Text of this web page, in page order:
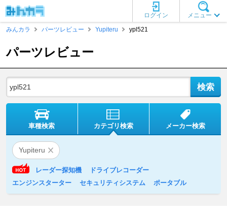
メニュー
ログイン
みんカラ
パーツレビュー Yupiteru ypl521
パーツレビュー
車種検索 カテゴリ検索 メーカー検索
Yupiteru
レーダー探知機
ドライブレコーダー
エンジンスターター
セキュリティシステム ポータブル